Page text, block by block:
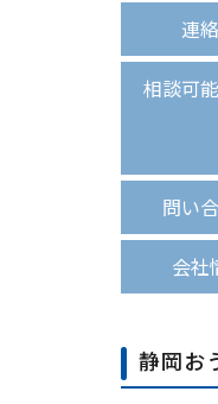
連
相談可
問い
会社
静岡お